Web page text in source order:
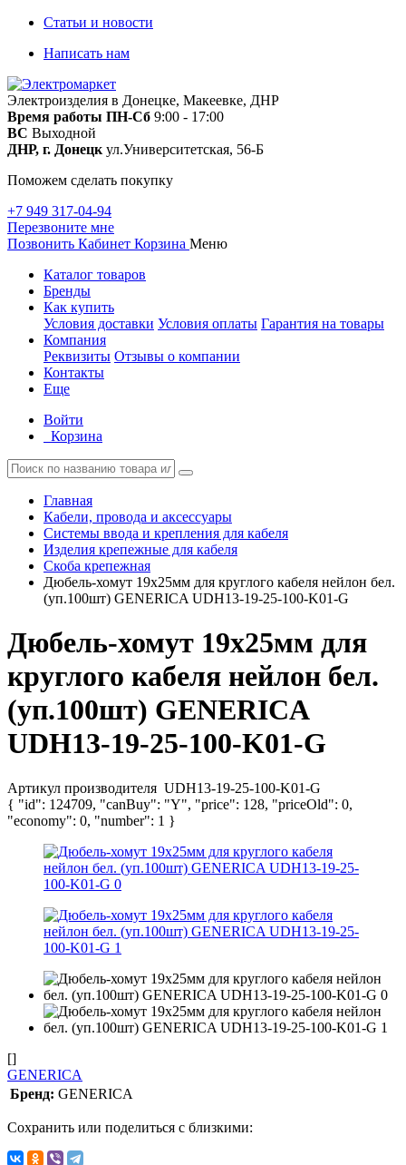
Статьи и новости
Написать нам
Электроизделия в Донецке, Макеевке, ДНР
Время работы ПН-Сб 9:00 - 17:00
ВС Выходной
ДНР, г. Донецк ул.Университетская, 56-Б
Поможем сделать покупку
+7 949 317-04-94
Перезвоните мне
Позвонить Кабинет Корзина Меню
Каталог товаров
Бренды
Как купить
Условия доставки Условия оплаты Гарантия на товары
Компания
Реквизиты Отзывы о компании
Контакты
Еще
Войти
Корзина
Главная
Кабели, провода и аксессуары
Системы ввода и крепления для кабеля
Изделия крепежные для кабеля
Скоба крепежная
Дюбель-хомут 19х25мм для круглого кабеля нейлон бел.
(уп.100шт) GENERICA UDH13-19-25-100-K01-G
Дюбель-хомут 19х25мм для
круглого кабеля нейлон бел.
(уп.100шт) GENERICA
UDH13-19-25-100-K01-G
Артикул производителя UDH13-19-25-100-K01-G
{ "id": 124709, "canBuy": "Y", "price": 128, "priceOld": 0,
"economy": 0, "number": 1 }
[]
GENERICA
Бренд: GENERICA
Сохранить или поделиться с близкими: